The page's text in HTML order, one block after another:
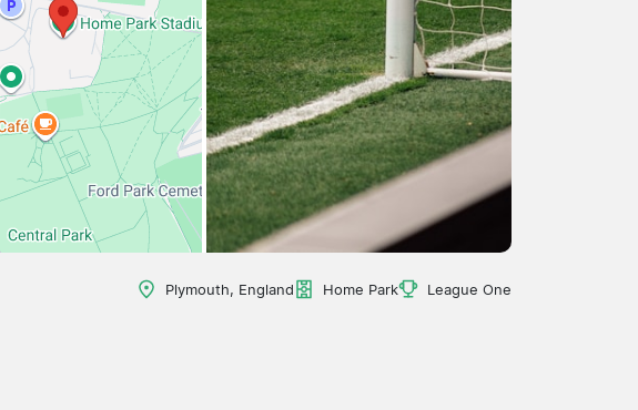
Plymouth, England Home Park League One